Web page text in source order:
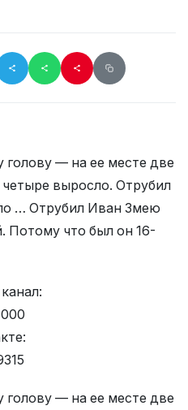
— на ее месте две
выросло. Отрубил
… Отрубил Иван Змею
Потому что был он 16-
— на ее месте две